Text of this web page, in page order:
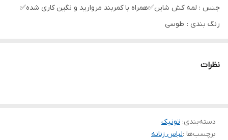
جنس : لمه کش شاین✅همراه با کمربند مروارید و نگین کاری شده✅
رنگ بندی : طوسی
نظرات
دسته‌بندی: تونیک
برچسب‌ها :لباس زنانه